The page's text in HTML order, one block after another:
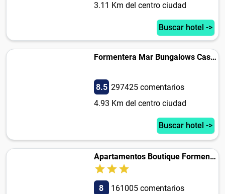
3.11 Km del centro ciudad
Buscar hotel ->
Formentera Mar Bungalows Cas Carabiners
8.5 297425 comentarios
4.93 Km del centro ciudad
Buscar hotel ->
Apartamentos Boutique Formentera
8
161005 comentarios